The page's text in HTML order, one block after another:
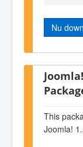
Nu
This
Joomla!